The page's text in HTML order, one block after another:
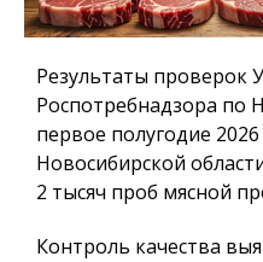
Результаты проверок
Роспотребнадзора по
первое полугодие
Новосибирской
2 тысяч проб мясной
Контроль качества